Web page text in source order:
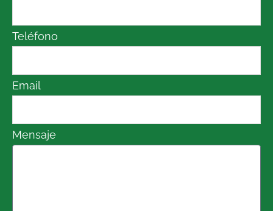
Teléfono
Email
Mensaje